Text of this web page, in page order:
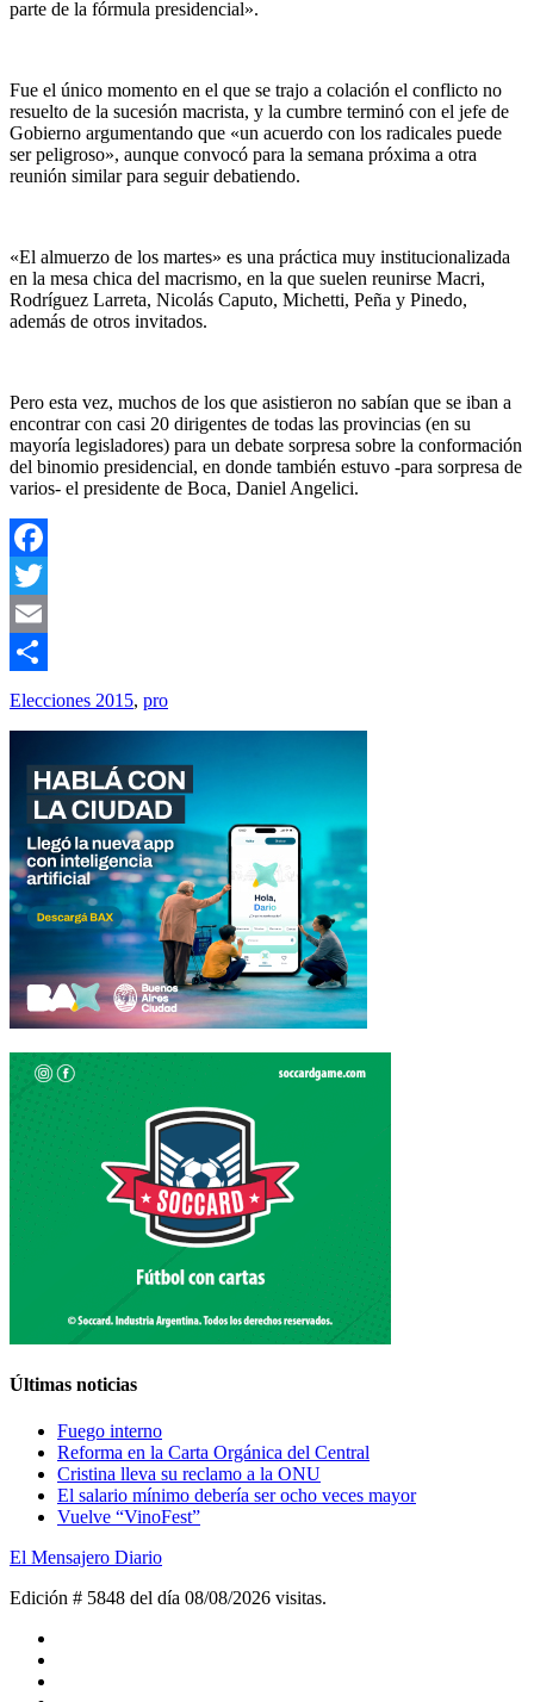
parte de la fórmula presidencial».
Fue el único momento en el que se trajo a colación el conflicto no
resuelto de la sucesión macrista, y la cumbre terminó con el jefe de
Gobierno argumentando que «un acuerdo con los radicales puede
ser peligroso», aunque convocó para la semana próxima a otra
reunión similar para seguir debatiendo.
«El almuerzo de los martes» es una práctica muy institucionalizada
en la mesa chica del macrismo, en la que suelen reunirse Macri,
Rodríguez Larreta, Nicolás Caputo, Michetti, Peña y Pinedo,
además de otros invitados.
Pero esta vez, muchos de los que asistieron no sabían que se iban a
encontrar con casi 20 dirigentes de todas las provincias (en su
mayoría legisladores) para un debate sorpresa sobre la conformación
del binomio presidencial, en donde también estuvo -para sorpresa de
varios- el presidente de Boca, Daniel Angelici.
Facebook
Twitter
Email
Compartir
Elecciones 2015, pro
Últimas noticias
Fuego interno
Reforma en la Carta Orgánica del Central
Cristina lleva su reclamo a la ONU
El salario mínimo debería ser ocho veces mayor
Vuelve “VinoFest”
El Mensajero Diario
Edición # 5848 del día 08/08/2026 visitas.